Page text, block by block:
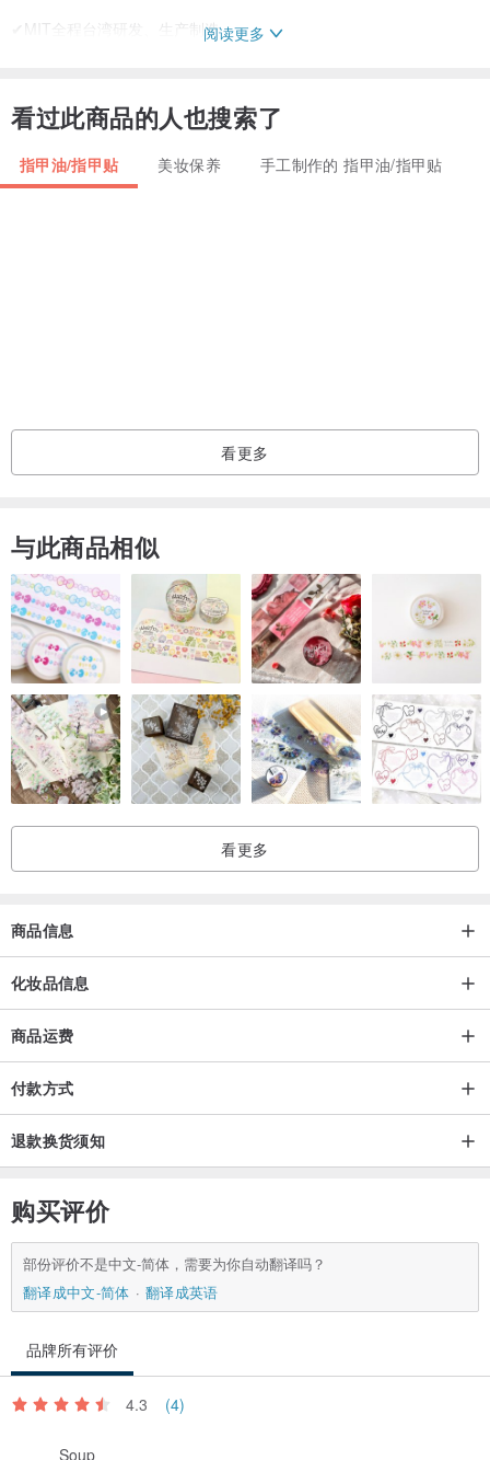
✔MIT全程台湾研发、生产制造
✔化妆品奈米色浆，环保型无毒配方、无动物性成份、不做动物实验
STEP 2：单擦一层护甲油，在甲面创建一道保护层。待一分钟。
STEP 3：薄擦一层GLITTEER指彩并静待五分钟即可，无需再擦第二
层指甲油。
STEP 4：指彩干燥后再擦上一层激亮护色油，为指彩增添光泽亮度。
STEP 5：待指甲油干后，可依个人习惯使用指缘滋养油，提供深层修
护并使指缘肌肤细致柔软。
◆品牌名称： Glitter 格丽特
◆商品名称：【Glitter】顶级环保无毒光感指彩
◆容量/规格：10ml
◆产地：台湾
◆色料：使用化妆品等级的奈米色料，与腮红口红的色料一样，可以
安心使用
📌只需薄擦一层，过度厚涂与涂擦两层会造成慢干且易掉色。
📌甲面上如未保持干燥或上完指彩碰触到水份，都会造成易剥落且不
会干情形。
📌任何指彩脱落行为皆属正常现象，依使用情形与指甲状况皆会影响
掉色及剥落状况。
📌快干润色护甲油(Base Coat)，不适用于保护颜色，请勿做护色油使
用。
📌指缘滋养油建议单独使用或在指彩干燥后使用。
📌GLITTER指彩产品与他牌护甲油、护色油有可能呈现排斥性，请尽
量避免搭配其他品牌共同使用
📌建议可搭配GLITTER 快干润色护甲油与激亮护色油（Top Coat ）
阅读更多
看过此商品的人也搜索了
指甲油/指甲贴 美妆保养 手工制作的 指甲油/指甲贴
看更多
与此商品相似
看更多
商品信息
化妆品信息
商品运费
付款方式
退款换货须知
购买评价
部份评价不是中文-简体，需要为你自动翻译吗？
翻译成中文-简体
翻译成英语
品牌所有评价
4.3 (4)
Soup